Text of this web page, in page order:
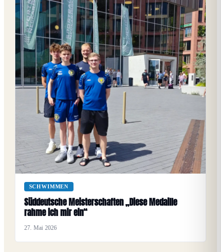
SCHWIMMEN
Süddeutsche Meisterschaften „Diese Medaille
rahme ich mir ein“
27. Mai 2026